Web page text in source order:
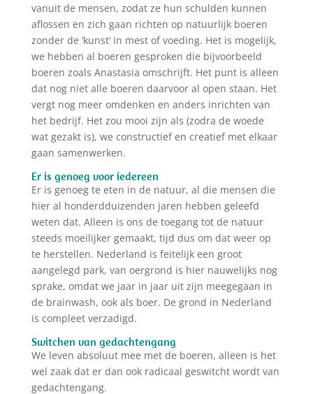
vanuit de mensen, zodat ze hun schulden kunnen
aflossen en zich gaan richten op natuurlijk boeren
zonder de ‘kunst’ in mest of voeding. Het is mogelijk,
we hebben al boeren gesproken die bijvoorbeeld
boeren zoals Anastasia omschrijft. Het punt is alleen
dat nog niet alle boeren daarvoor al open staan. Het
vergt nog meer omdenken en anders inrichten van
het bedrijf. Het zou mooi zijn als (zodra de woede
wat gezakt is), we constructief en creatief met elkaar
gaan samenwerken.
Er is genoeg voor iedereen
Er is genoeg te eten in de natuur, al die mensen die
hier al honderdduizenden jaren hebben geleefd
weten dat. Alleen is ons de toegang tot de natuur
steeds moeilijker gemaakt, tijd dus om dat weer op
te herstellen. Nederland is feitelijk een groot
aangelegd park, van oergrond is hier nauwelijks nog
sprake, omdat we jaar in jaar uit zijn meegegaan in
de brainwash, ook als boer. De grond in Nederland
is compleet verzadigd.
Switchen van gedachtengang
We leven absoluut mee met de boeren, alleen is het
wel zaak dat er dan ook radicaal geswitcht wordt van
gedachtengang.